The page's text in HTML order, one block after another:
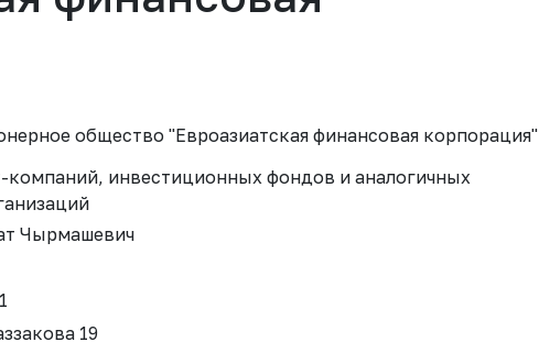
общество "Евроазиатская финансовая корпорация"
компаний, инвестиционных фондов и аналогичных
Чырмашевич
19